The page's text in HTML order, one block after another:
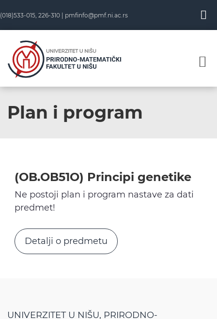
to
content
(018)533-015, 226-310 | pmfinfo@pmf.ni.ac.rs
Plan i program
(OB.OB51O) Principi genetike
Ne postoji plan i program nastave za dati
predmet!
Detalji o predmetu
UNIVERZITET U NIŠU, PRIRODNO-